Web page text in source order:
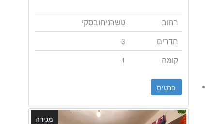
רחוב
טשרניחובסקי
חדרים
3
קומה
1
פרטים
מכירה